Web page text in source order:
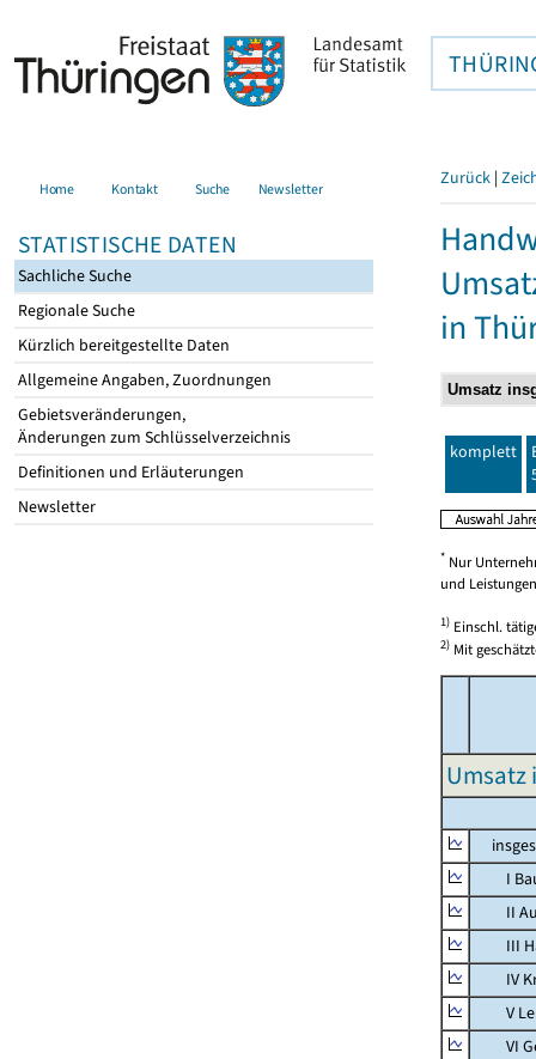
Home Kontakt Suche Newsletter
STATISTISCHE DATEN
Sachliche Suche
Regionale Suche
Kürzlich bereitgestellte Daten
Allgemeine Angaben, Zuordnungen
Gebietsveränderungen,
Änderungen zum Schlüsselverzeichnis
Definitionen und Erläuterungen
Newsletter
Zurück |
in
komplett
* Nur
und
1) Einschl.
2) Mit
Umsatz
I
II
III
IV
V
VI